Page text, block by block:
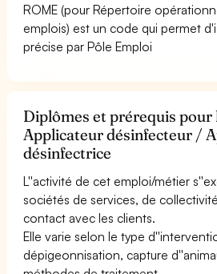
ROME (pour Répertoire
emplois) est un code qui permet
précise par Pôle Emploi
Diplômes et prérequis pour
Applicateur désinfecteur /
désinfectrice
L''activité de cet emploi/métier
sociétés de services, de
contact avec les clients.
Elle varie selon le type
dépigeonnisation, capture